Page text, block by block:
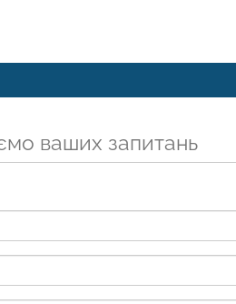
ваших запитань